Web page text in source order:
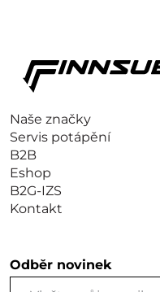
Naše značky
Servis potápění
B2B
Eshop
B2G-IZS
Kontakt
Odběr novinek